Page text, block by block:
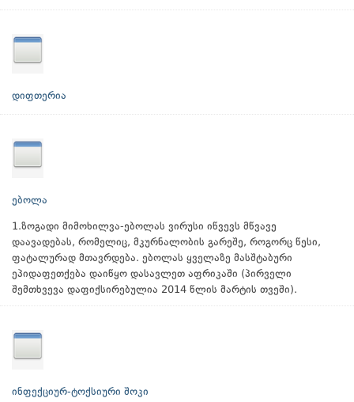
დიფთერია
ებოლა
1.ზოგადი მიმოხილვა-ებოლას ვირუსი იწვევს მწვავე
დაავადებას, რომელიც, მკურნალობის გარეშე, როგორც წესი,
ფატალურად მთავრდება. ებოლას ყველაზე მასშტაბური
ეპიდაფეთქება დაიწყო დასავლეთ აფრიკაში (პირველი
შემთხვევა დაფიქსირებულია 2014 წლის მარტის თვეში).
ინფექციურ-ტოქსიური შოკი